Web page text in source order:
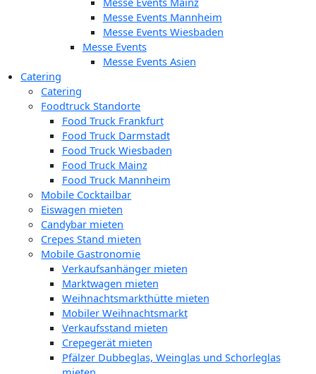
Messe Events Mannheim
Messe Events Wiesbaden
Messe Events
Messe Events Asien
Catering
Catering
Foodtruck Standorte
Food Truck Frankfurt
Food Truck Darmstadt
Food Truck Wiesbaden
Food Truck Mainz
Food Truck Mannheim
Mobile Cocktailbar
Eiswagen mieten
Candybar mieten
Crepes Stand mieten
Mobile Gastronomie
Verkaufsanhänger mieten
Marktwagen mieten
Weihnachtsmarkthütte mieten
Mobiler Weihnachtsmarkt
Verkaufsstand mieten
Crepegerät mieten
Pfälzer Dubbeglas, Weinglas und Schorleglas